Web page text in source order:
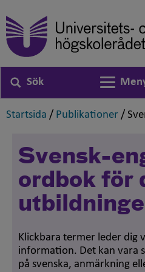
Sök
Växla
Startsida ,
/ Publikationer ,
/
Svensk-
ordbok för
Klickbara termer leder dig
information. Det kan vara
på svenska, anmärkning